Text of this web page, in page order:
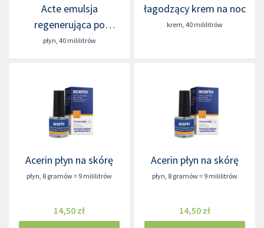
Acte emulsja
regenerująca po
zabiegach
płyn, 40 mililitrów
łagodzący krem na noc
krem, 40 mililitrów
Acerin płyn na skórę
płyn, 8 gramów = 9 mililitrów
14,50 zł
Acerin płyn na skórę
płyn, 8 gramów = 9 mililitrów
14,50 zł